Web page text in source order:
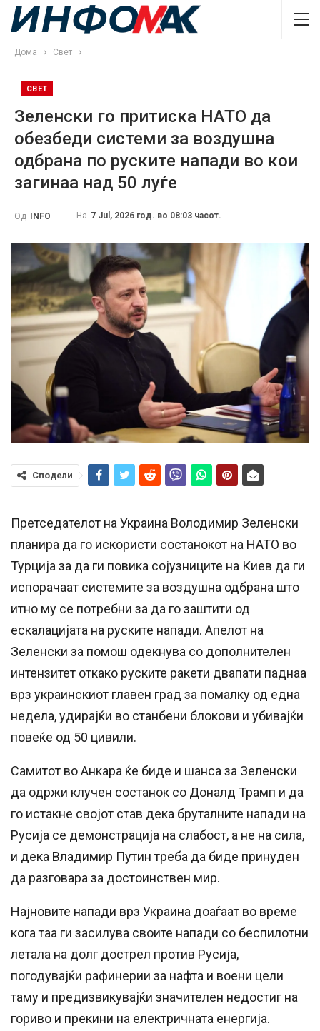
Дома Свет
СВЕТ
Зеленски го притиска НАТО да
обезбеди системи за воздушна
одбрана по руските напади во кои
загинаа над 50 луѓе
Од INFO На 7 Jul, 2026 год. во 08:03 часот.
Сподели
Претседателот на Украина Володимир Зеленски
планира да го искористи состанокот на НАТО во
Турција за да ги повика сојузниците на Киев да ги
испорачаат системите за воздушна одбрана што
итно му се потребни за да го заштити од
ескалацијата на руските напади. Апелот на
Зеленски за помош одекнува со дополнителен
интензитет откако руските ракети двапати паднаа
врз украинскиот главен град за помалку од една
недела, удирајќи во станбени блокови и убивајќи
повеќе од 50 цивили.
Самитот во Анкара ќе биде и шанса за Зеленски
да одржи клучен состанок со Доналд Трамп и да
го истакне својот став дека бруталните напади на
Русија се демонстрација на слабост, а не на сила,
и дека Владимир Путин треба да биде принуден
да разговара за достоинствен мир.
Најновите напади врз Украина доаѓаат во време
кога таа ги засилува своите напади со беспилотни
летала на долг дострел против Русија,
погодувајќи рафинерии за нафта и воени цели
таму и предизвикувајќи значителен недостиг на
гориво и прекини на електричната енергија.